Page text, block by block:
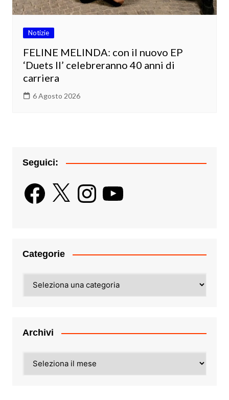
Notizie
FELINE MELINDA: con il nuovo EP
‘Duets II’ celebreranno 40 anni di
carriera
6 Agosto 2026
Seguici:
Facebook
X InstagramYouTube
Categorie
Archivi